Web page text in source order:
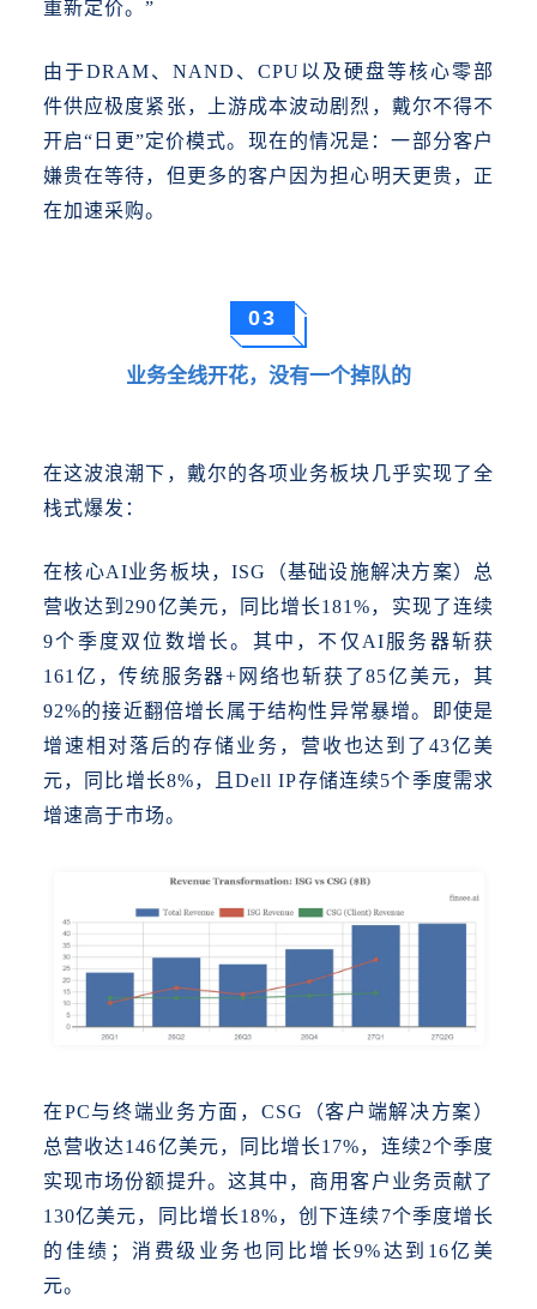
重新定价。”
由于DRAM、NAND、CPU以及硬盘等核心零部
件供应极度紧张，上游成本波动剧烈，戴尔不得不
开启“日更”定价模式。现在的情况是：一部分客户
嫌贵在等待，但更多的客户因为担心明天更贵，正
在加速采购。
03
业务全线开花，没有一个掉队的
在这波浪潮下，戴尔的各项业务板块几乎实现了全
栈式爆发：
在核心AI业务板块，ISG（基础设施解决方案）总
营收达到290亿美元，同比增长181%，实现了连续
9个季度双位数增长。其中，不仅AI服务器斩获
161亿，传统服务器+网络也斩获了85亿美元，其
92%的接近翻倍增长属于结构性异常暴增。即使是
增速相对落后的存储业务，营收也达到了43亿美
元，同比增长8%，且Dell IP存储连续5个季度需求
增速高于市场。
在PC与终端业务方面，CSG（客户端解决方案）
总营收达146亿美元，同比增长17%，连续2个季度
实现市场份额提升。这其中，商用客户业务贡献了
130亿美元，同比增长18%，创下连续7个季度增长
的佳绩；消费级业务也同比增长9%达到16亿美
元。